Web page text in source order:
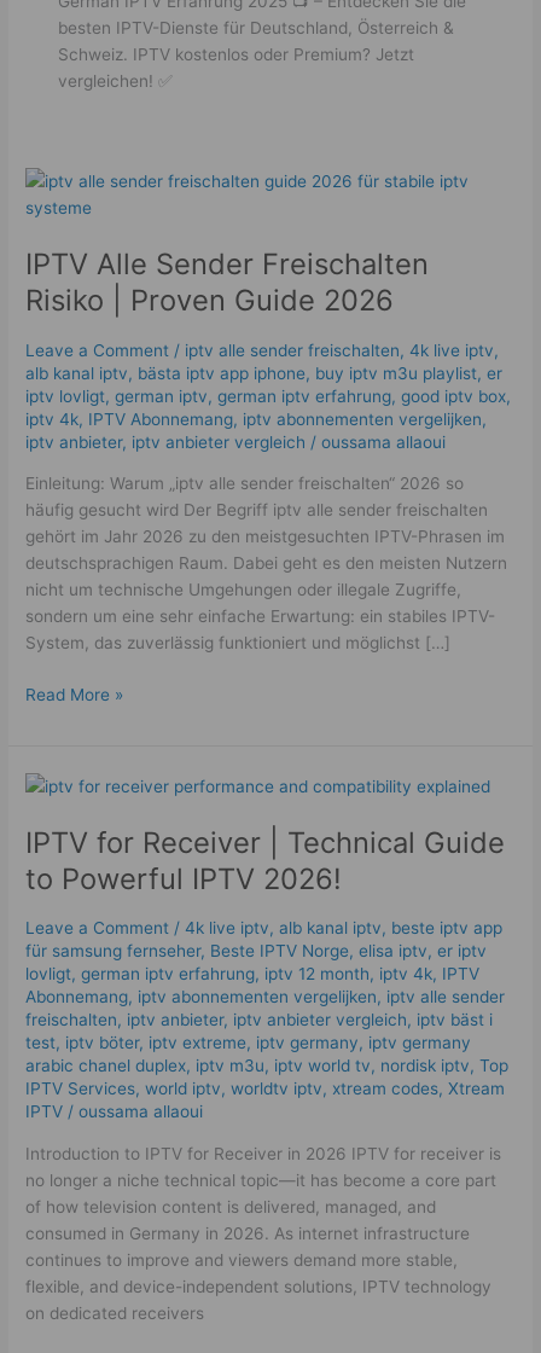
besten IPTV-Dienste für Deutschland, Österreich &
Schweiz. IPTV kostenlos oder Premium? Jetzt
vergleichen! ✅
IPTV Alle Sender Freischalten
Risiko | Proven Guide 2026
Leave a Comment / iptv alle sender freischalten,4k live iptv​,
alb kanal iptv, bästa iptv app iphone, buy iptv m3u playlist,er
iptv lovligt,german iptv,german iptv erfahrung​,good iptv box,
iptv 4k, IPTV Abonnemang, iptv abonnementen vergelijken,
iptv anbieter, iptv anbieter vergleich /oussama allaoui
Einleitung: Warum „iptv alle sender freischalten“ 2026 so
häufig gesucht wird Der Begriff iptv alle sender freischalten
gehört im Jahr 2026 zu den meistgesuchten IPTV-Phrasen im
deutschsprachigen Raum. Dabei geht es den meisten Nutzern
nicht um technische Umgehungen oder illegale Zugriffe,
sondern um eine sehr einfache Erwartung: ein stabiles IPTV-
System, das zuverlässig funktioniert und möglichst […]
IPTV
Alle
Freischalten
Risiko
|
Proven
Guide
2026
Read More »
IPTV for Receiver | Technical Guide
to Powerful IPTV 2026!
Leave a Comment /4k live iptv​,alb kanal iptv, beste iptv app
für samsung fernseher, Beste IPTV Norge,elisa iptv,er iptv
lovligt,german iptv erfahrung​, iptv 12 month, iptv 4k, IPTV
Abonnemang, iptv abonnementen vergelijken, iptv alle sender
freischalten, iptv anbieter, iptv anbieter vergleich, iptv bäst i
test, iptv böter, iptv extreme, iptv germany​, iptv germany
arabic chanel duplex​, iptv m3u, iptv world tv, nordisk iptv,Top
IPTV Services,world iptv,worldtv iptv, xtream codes,Xtream
IPTV /oussama allaoui
Introduction to IPTV for Receiver in 2026 IPTV for receiver is
no longer a niche technical topic—it has become a core part
of how television content is delivered, managed, and
consumed in Germany in 2026. As internet infrastructure
continues to improve and viewers demand more stable,
flexible, and device-independent solutions, IPTV technology
on dedicated receivers
IPTV
Receiver
Technical
to
Powerful
IPTV
2026!